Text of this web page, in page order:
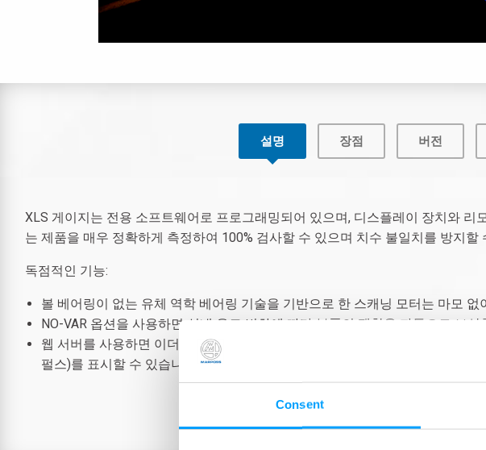
Consent
설명 장점 버전
XLS 게이지는 전용 소프트웨어로 프로그래밍되어 있으며, 디스플레이 장치와
는 제품을 매우 정확하게 측정하여 100% 검사할 수 있으며 치수 불일치를 방지할
독점적인 기능:
볼 베어링이 없는 유체 역학 베어링 기술을 기반으로 한 스캐닝 모터는 마모 없
NO-VAR 옵션을 사용하면 실내 온도 변화에 따라 부품의 팽창을 자동으로 보
웹 서버를 사용하면 이더넷 라인을 통해 센서를 모든 인터넷 브라우저에 연결
펄스)를 표시할 수 있습니다.